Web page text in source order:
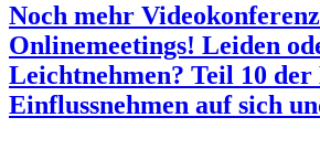
Noch mehr
Onlinemeetings! Leiden
Leichtnehmen? Teil 10 der
Einflussnehmen auf sich